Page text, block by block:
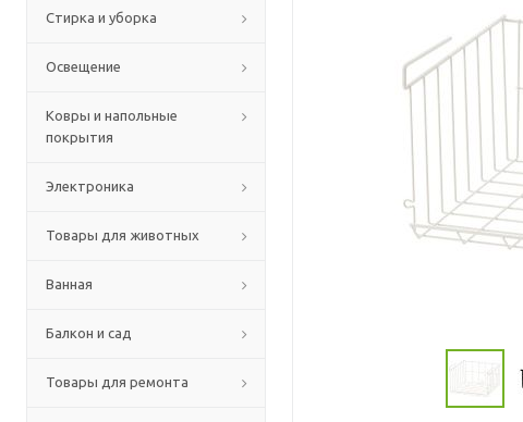
Стирка и уборка
Освещение
Ковры и напольные
покрытия
Электроника
Товары для животных
Ванная
Балкон и сад
Товары для ремонта